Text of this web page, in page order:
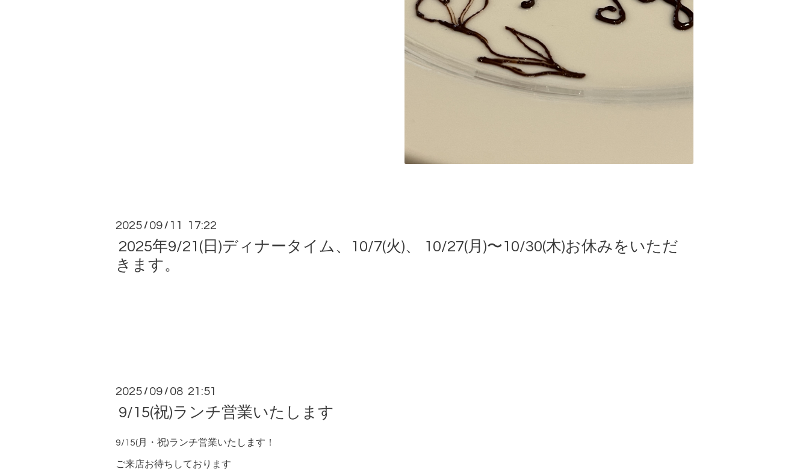
2025 / 09 / 11 17:22
2025年9/21(日)ディナータイム、10/7(火)、 10/27(月)〜10/30(木)お休みをいただ
きます。
2025 / 09 / 08 21:51
9/15(祝)ランチ営業いたします
9/15(月・祝)ランチ営業いたします！
ご来店お待ちしております